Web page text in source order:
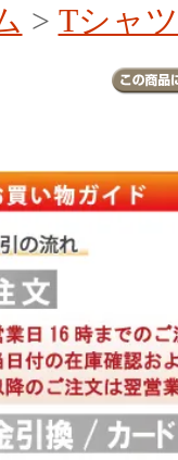
> Tシャ